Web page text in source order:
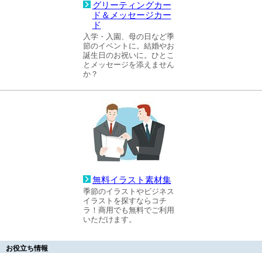
グリーティングカー
ド＆メッセージカー
ド
入学・入園、母の日など季
節のイベントに。結婚やお
誕生日のお祝いに。ひとこ
とメッセージを添えません
か？
無料イラスト素材集
季節のイラストやビジネス
イラストを探すならコチ
ラ！商用でも無料でご利用
いただけます。
お役立ち情報